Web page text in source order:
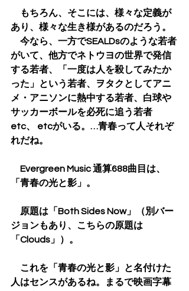
もちろん、そこには、様々な定義が
あり、様々な生き様があるのだろう。
今なら、一方でSEALDsのような若者
がいて、他方でネトウヨの世界で発信
する若者、「一度は人を殺してみたか
った」という若者、ヲタクとしてアニ
メ・アニソンに熱中する若者、白球や
サッカーボールを必死に追う若者
etc、 etcがいる。…青春って人それぞ
れだね。
Evergreen Music 通算688曲目は、
「青春の光と影」。
原題は「Both Sides Now」（別バー
ジョンもあり、こちらの原題は
「Clouds」）。
これを「青春の光と影」と名付けた
人はセンスがあるね。まるで映画字幕